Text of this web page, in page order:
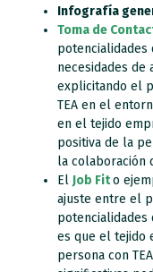
Infografía
Toma de
potencialidades
necesidades de
explicitando el
TEA en el
en el tejido
positiva de la
la colaboración
ElJob Fito
ajuste entre el
potencialidades
es que el tejido
persona con